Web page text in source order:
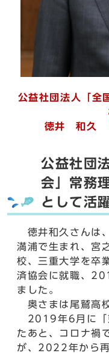
公益社団法人「全
徳井 和久
公益社団
会」常務
として活
徳井和久さんは
満浦で生まれ、宮
校、三重大学を卒
済協会に就職、
ました。
奥さまは尾鷲高
2019年6月に「
たあと、コロナ禍
が、2022年から再